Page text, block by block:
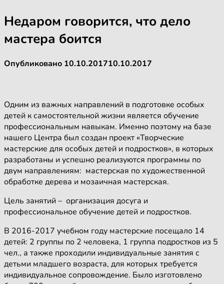
Недаром говорится, что дело
мастера боится
Опубликовано 10.10.201710.10.2017
Одним из важных направлений в подготовке особых
детей к самостоятельной жизни является обучение
профессиональным навыкам. Именно поэтому на базе
нашего Центра был создан проект «Творческие
мастерские для особых детей и подростков», в которых
разработаны и успешно реализуются программы по
двум направлениям: мастерская по художественной
обработке дерева и мозаичная мастерская.
Цель занятий – организация досуга и
профессиональное обучение детей и подростков.
В 2016-2017 учебном году мастерские посещало 14
детей: 2 группы по 2 человека, 1 группа подростков из 5
чел., а также проходили индивидуальные занятия с
детьми младшего возраста, для которых требуется
индивидуальное сопровождение. Было изготовлено